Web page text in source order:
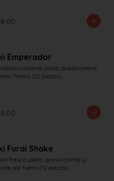
Emperador
crocante, palta, queso crema
fresco (12 piezas)
Furai Shake
fresco, palta, queso crema y
por fuera (12 piezas)